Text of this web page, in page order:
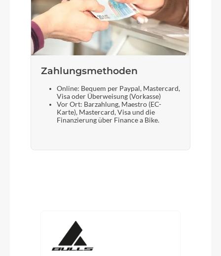
Zahlungsmethoden
Online: Bequem per Paypal, Mastercard,
Visa oder Überweisung (Vorkasse)
Vor Ort: Barzahlung, Maestro (EC-
Karte), Mastercard, Visa und die
Finanzierung über Finance a Bike.